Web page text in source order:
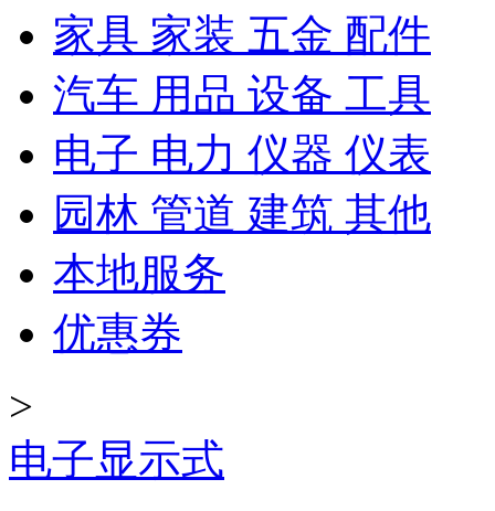
家具 家装 五金 配件
汽车 用品 设备 工具
电子 电力 仪器 仪表
园林 管道 建筑 其他
本地服务
优惠券
>
电子显示式